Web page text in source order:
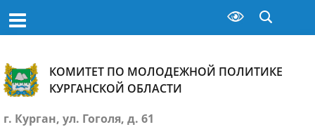
КОМИТЕТ ПО МОЛОДЕЖНОЙ ПОЛИТИКЕ
КУРГАНСКОЙ ОБЛАСТИ
г. Курган, ул. Гоголя, д. 61